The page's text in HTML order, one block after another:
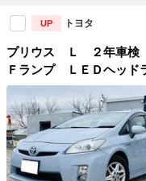
UP トヨタ
プリウス Ｌ ２年車
Ｆランプ ＬＥＤヘッ
Ｄ 電動格納ミラー 前
ウィンドウ スマート